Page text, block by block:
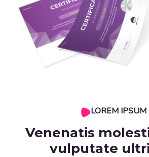
LOREM IPSUM
Venenatis
vulputate